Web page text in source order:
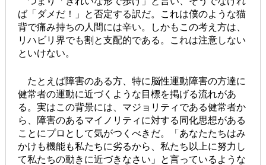
ば「ダメだ！」と否定する訳だ。これは僕のような猫
背で痛み持ちの人間には辛い。しかもこの考え方は、
リハビリ界でも割と支配的である。これは注意しない
といけない。
たとえば障害のある方、特に脳性運動障害の方達に
健常者の運動に近づくような目標を掲げる流れがあ
る。実はこの背景には、マジョリティである健常者か
ら、障害のあるマイノリティに対する同化思想がある
ことにプロとして気がつくべきだ。「あなたたちはみ
かけも機能も私たちに劣るから、私たち以上に努力し
て私たちの動きに近づきなさい」と言っているような